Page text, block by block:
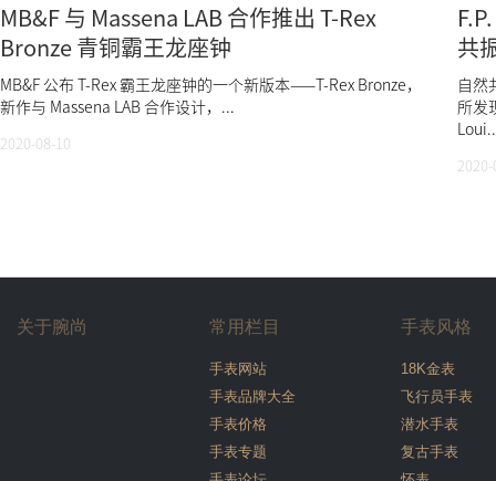
MB&F 与 Massena LAB 合作推出 T-Rex
Bronze 青铜霸王龙座钟
MB&F 公布 T-Rex 霸王龙座钟的一个新版本——T-Rex Bronze，
新作与 Massena LAB 合作设计，...
2020-08-10
共
自然
所发
关于腕尚 常用栏目
手表网站
手表品牌大全
手表价格
手表专题
手表风格
18K金表
飞行员手表
潜水手表
复古手表